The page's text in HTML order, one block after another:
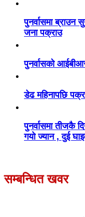
पुनर्वासमा
जना पक्राउ
पुनर्वासको
डेढ महिनापछि
पुनर्वासमा तीजकै
गयो ज्यान , दुई
सम्बन्धित खवर